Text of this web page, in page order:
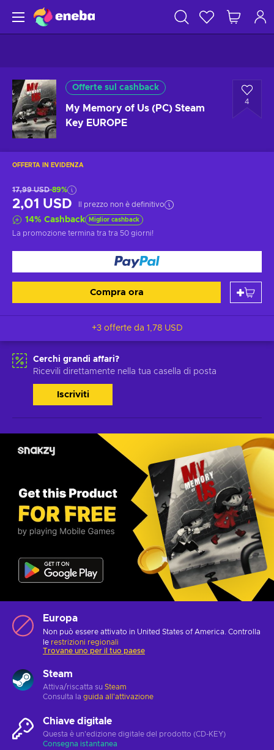
Offerte sul cashback
My Memory of Us (PC) Steam
Key EUROPE
4
OFFERTA IN EVIDENZA
17,99 USD-89%
2,01 USD Il prezzo non è definitivo
14% Cashback Miglior cashback
La promozione termina tra tra 50 giorni!
Compra ora
+3 offerte da 1,78 USD
Cerchi grandi affari?
Ricevili direttamente nella tua casella di posta
Iscriviti
Europa
Non può essere attivato in United States of America. Controlla
le restrizioni regionali
Trovane uno per il tuo paese
Steam
Attiva/riscatta su Steam
Consulta la guida all'attivazione
Chiave digitale
Questa è un'edizione digitale del prodotto (CD-KEY)
Consegna istantanea